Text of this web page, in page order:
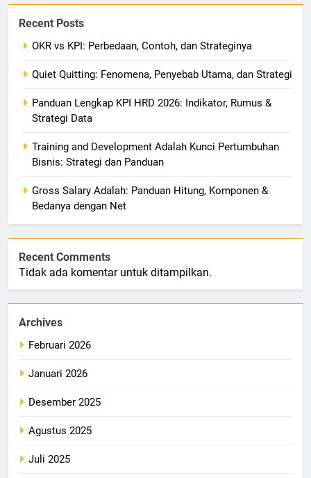
Recent Posts
OKR vs KPI: Perbedaan, Contoh, dan Strateginya
Quiet Quitting: Fenomena, Penyebab Utama, dan Strategi
Panduan Lengkap KPI HRD 2026: Indikator, Rumus &
Strategi Data
Training and Development Adalah Kunci Pertumbuhan
Bisnis: Strategi dan Panduan
Gross Salary Adalah: Panduan Hitung, Komponen &
Bedanya dengan Net
Recent Comments
Tidak ada komentar untuk ditampilkan.
Archives
Februari 2026
Januari 2026
Desember 2025
Agustus 2025
Juli 2025